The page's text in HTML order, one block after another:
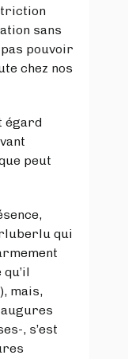
sans
pouvoir
chez nos
égard
peut
qui
mais,
augures
, s’est